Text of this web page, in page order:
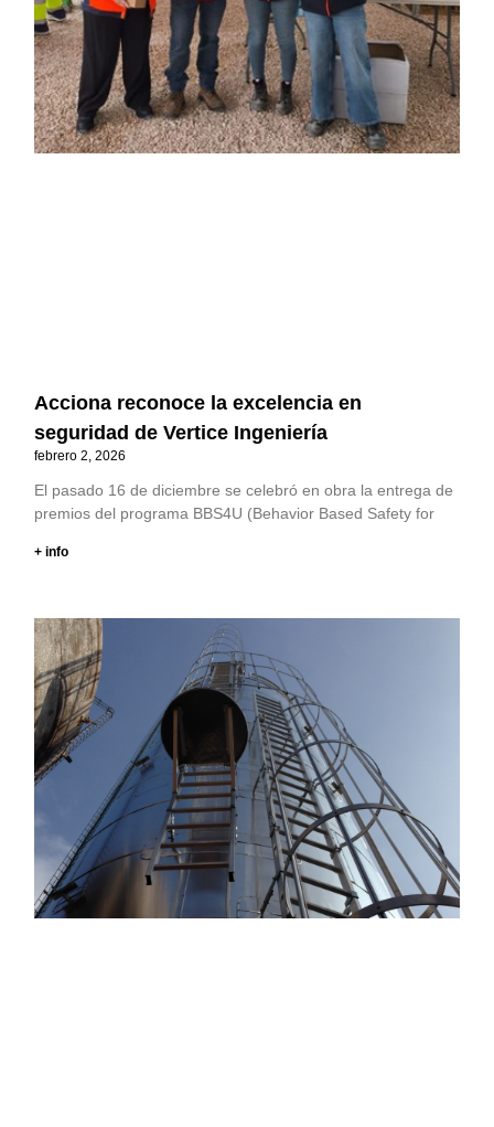
Acciona reconoce la excelencia en
seguridad de Vertice Ingeniería
febrero 2, 2026
El pasado 16 de diciembre se celebró en obra la entrega de
premios del programa BBS4U (Behavior Based Safety for
+ info